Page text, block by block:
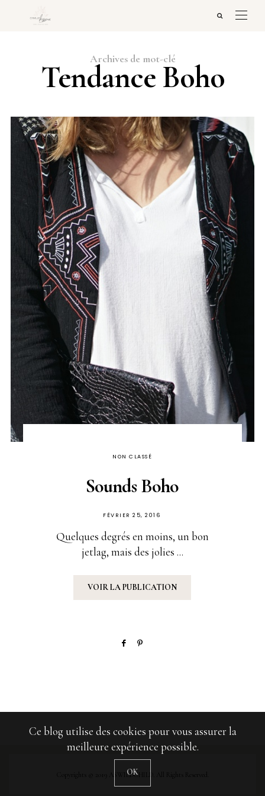
Archives de mot-clé
Tendance Boho
NON CLASSÉ
Sounds Boho
PUBLIÉ
SUR
FÉVRIER 25, 2016
Quelques degrés en moins, un bon
jetlag, mais des jolies ...
VOIR LA PUBLICATION
Copyrights © 2019 ASWILDCHILD. All Rights Reserved.
Ce blog utilise des cookies pour vous assurer la
meilleure expérience possible.
OK